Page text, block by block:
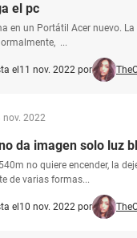
el pc
en un Portátil Acer nuevo.
...
el 11 nov. 2022 por
nov. 2022
da imagen solo luz
no quiere encender, la
de varias formas...
el 10 nov. 2022 por